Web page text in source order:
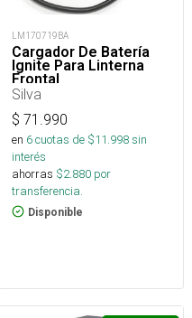
LM170719BA
Cargador De Batería
Ignite Para Linterna
Frontal
Silva
$ 71.990
en 6cuotas de $11.998sin
interés
ahorras $2.880 por
transferencia.
Disponible